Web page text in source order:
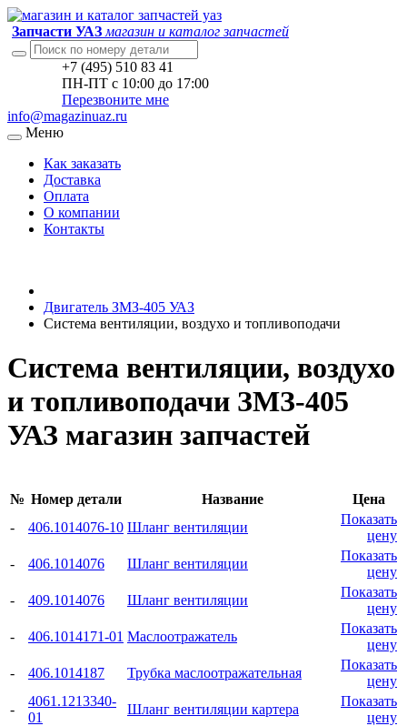
Запчасти УАЗ магазин и каталог запчастей
+7 (495) 510 83 41
ПН-ПТ с 10:00 до 17:00
Перезвоните мне
info@magazinuaz.ru
Меню
Как заказать
Доставка
Оплата
О компании
Контакты
Двигатель ЗМЗ-405 УАЗ
Система вентиляции, воздухо и топливоподачи
Система вентиляции, воздухо
и топливоподачи ЗМЗ-405
УАЗ магазин запчастей
№ Номер детали Название
Цена
-
406.1014076-10 Шланг вентиляции
Показать
цену
-
406.1014076 Шланг вентиляции
Показать
цену
-
409.1014076 Шланг вентиляции
Показать
цену
-
406.1014171-01 Маслоотражатель
Показать
цену
-
406.1014187 Трубка маслоотражательная
Показать
цену
-
4061.1213340-
01
Шланг вентиляции картера
Показать
цену